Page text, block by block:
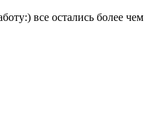
все остались более чем